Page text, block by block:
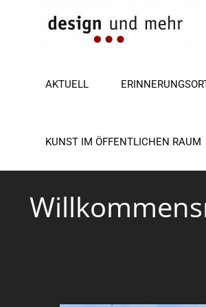
AKTUELL
KUNST IM ÖFFENTLICHEN RAUM